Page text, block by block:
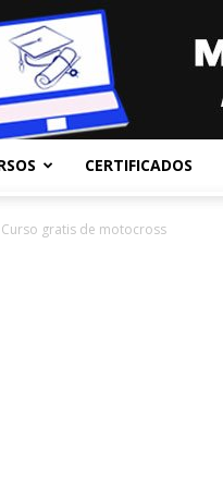
CERTIFICADOS
Curso gratis de motocross